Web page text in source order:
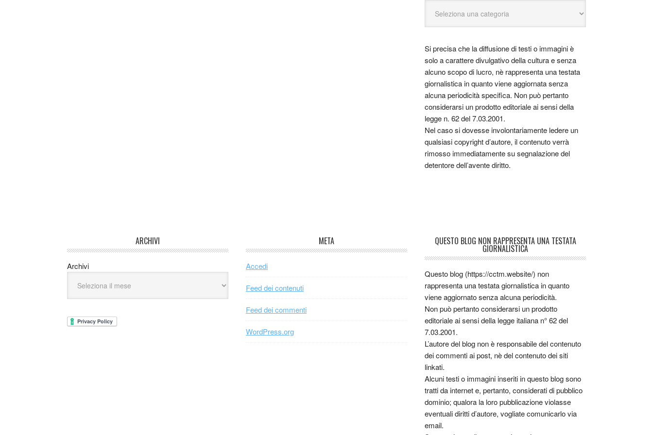
Si precisa che la diffusione di testi o immagini è
solo a carattere divulgativo della cultura e senza
alcuno scopo di lucro, nè rappresenta una testata
giornalistica in quanto viene aggiornata senza
alcuna periodicità specifica. Non può pertanto
considerarsi un prodotto editoriale ai sensi della
legge n. 62 del 7.03.2001.
Nel caso si dovesse involontariamente ledere un
qualsiasi copyright d’autore, il contenuto verrà
rimosso immediatamente su segnalazione del
detentore dell’avente diritto.
ARCHIVI
Archivi
META
Accedi
Feed dei contenuti
Feed dei commenti
WordPress.org
QUESTO BLOG NON RAPPRESENTA UNA TESTATA
GIORNALISTICA
Questo blog (https://cctm.website/) non
rappresenta una testata giornalistica in quanto
viene aggiornato senza alcuna periodicità.
Non può pertanto considerarsi un prodotto
editoriale ai sensi della legge italiana n° 62 del
7.03.2001.
L’autore del blog non è responsabile del contenuto
dei commenti ai post, nè del contenuto dei siti
linkati.
Alcuni testi o immagini inseriti in questo blog sono
tratti da internet e, pertanto, considerati di pubblico
dominio; qualora la loro pubblicazione violasse
eventuali diritti d’autore, vogliate comunicarlo via
email.